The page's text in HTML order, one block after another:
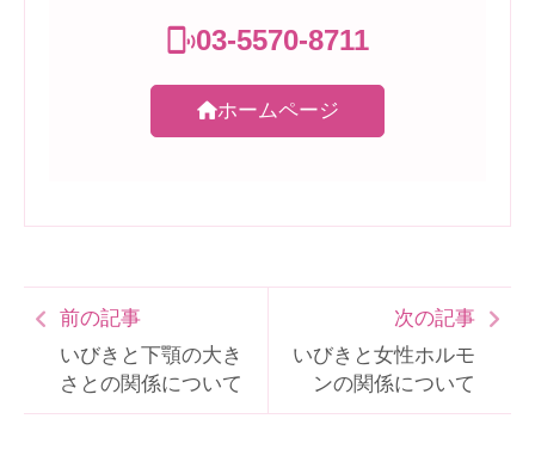
03-5570-8711
ホームページ
前の記事
いびきと下顎の大き
さとの関係について
次の記事
いびきと女性ホルモ
ンの関係について